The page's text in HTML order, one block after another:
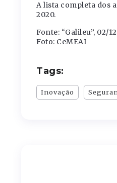
A lista completa dos
2020.
Fonte: “Galileu”, 02/
Foto: CeMEAI
Tags:
Inovação